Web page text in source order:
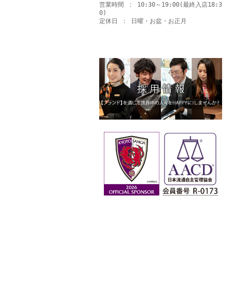
営業時間 ： 10:30～19:00(最終入店18:3
0)
定休日 ： 日曜・お盆・お正月